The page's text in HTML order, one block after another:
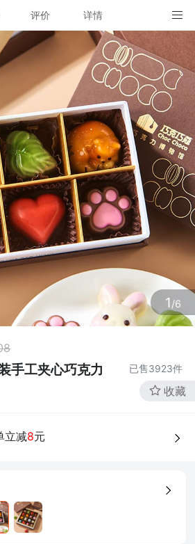
评价 详情
1/6
手工夹心巧克力 已售3923件
收藏
立减8元
配送说明
15:00前订单当天发货，超过15:00
确定
店铺信息
该地区暂无配送门店
确定